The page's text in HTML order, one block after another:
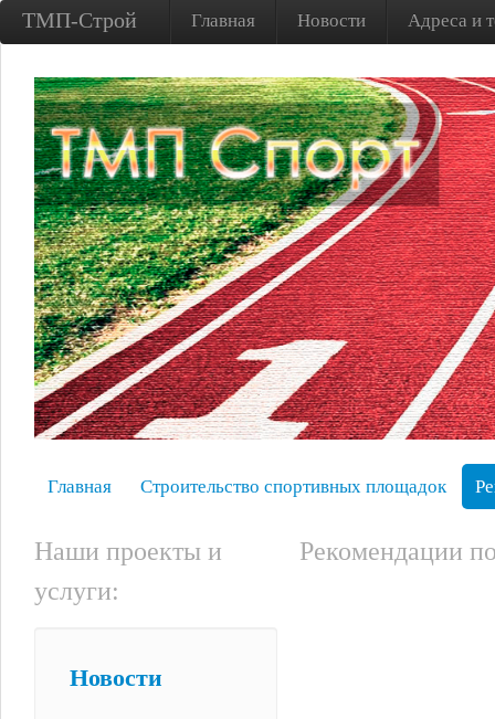
ТМП-Строй Главная Новости Адреса и
Главная Строительство спортивных площадок
Наши проекты и
услуги:
Новости
Рекомендации